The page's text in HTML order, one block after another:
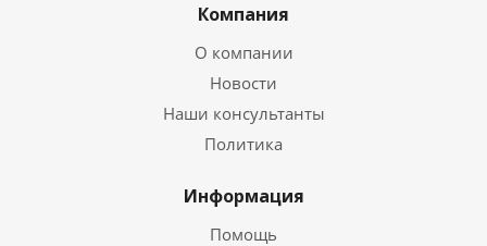
Компания
О компании
Новости
Наши консультанты
Политика
Информация
Помощь